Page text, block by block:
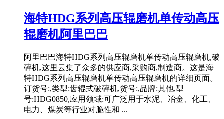
海特HDG系列高压辊磨机单传动高压
辊磨机阿里巴巴
阿里巴巴海特HDG系列高压辊磨机单传动高压辊磨机,破
碎机,这里云集了众多的供应商,采购商,制造商。这是海
特HDG系列高压辊磨机单传动高压辊磨机的详细页面。
订货号:,类型:齿辊式破碎机,货号:,品牌:其他,型
号:HDG0850,应用领域:可广泛用于水泥、冶金、化工、
电力、煤炭等行业对脆性和 ...